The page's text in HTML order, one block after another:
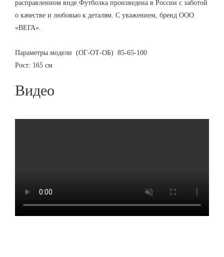
расправленном виде.Футболка произведена в России с заботой
о качестве и любовью к деталям. С уважением, бренд ООО
«ВЕГА».
Параметры модели (ОГ-ОТ-ОБ) 85-65-100
Рост: 165 см
Видео